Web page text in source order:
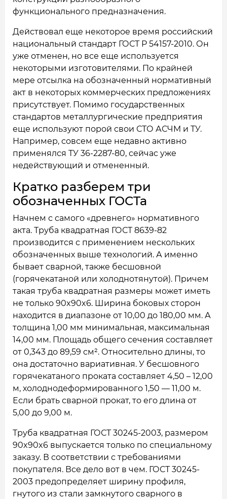
функционального предназначения.
Действовал еще некоторое время российский
национальный стандарт ГОСТ Р 54157-2010. Он
уже отменен, но все еще используется
некоторыми изготовителями. По крайней
мере отсылка на обозначенный нормативный
акт в некоторых коммерческих предложениях
присутствует. Помимо государственных
стандартов металлургические предприятия
еще используют порой свои СТО АСЧМ и ТУ.
Например, совсем еще недавно активно
применялся ТУ 36-2287-80, сейчас уже
недействующий и отмененный.
Кратко разберем три
обозначенных ГОСТа
Начнем с самого «древнего» нормативного
акта. Труба квадратная ГОСТ 8639-82
производится с применением нескольких
обозначенных выше технологий. А именно
бывает сварной, также бесшовной
(горячекатаной или холоднотянутой). Причем
такая труба квадратная размеры может иметь
не только 90x90x6. Ширина боковых сторон
находится в диапазоне от 10,00 до 180,00 мм. А
толщина 1,00 мм минимальная, максимальная
14,00 мм. Площадь общего сечения составляет
от 0,343 до 89,59 см². Относительно длины, то
она достаточно вариативная. У бесшовного
горячекатаного проката составляет 4,50 – 12,00
м, холоднодеформированного 1,50 — 11,00 м.
Если брать сварной прокат, то его длина от
5,00 до 9,00 м.
Труба квадратная ГОСТ 30245-2003, размером
90x90x6 выпускается только по специальному
заказу. В соответствии с требованиями
покупателя. Все дело вот в чем. ГОСТ 30245-
2003 предопределяет ширину профиля,
гнутого из стали замкнутого сварного в